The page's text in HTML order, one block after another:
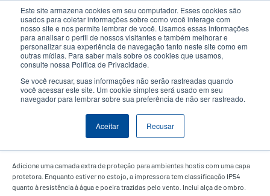
Este site armazena cookies em seu computador. Esses cookies são
usados para coletar informações sobre como você interage com
nosso site e nos permite lembrar de você. Usamos essas informações
para analisar o perfil de nossos visitantes e também melhorar e
personalizar sua experiência de navegação tanto neste site como em
outras mídias. Para saber mais sobre os cookies que usamos,
consulte nossa Política de Privacidade.
Se você recusar, suas informações não serão rastreadas quando
você acessar este site. Um cookie simples será usado em seu
navegador para lembrar sobre sua preferência de não ser rastreado.
Aceitar Recusar
conteúdo
principal
User
account
User
Header
Seletor de Produto Contactar Vendas
Capa protetora com alça de
Adicione uma camada extra de proteção para ambientes hostis com uma capa
protetora. Enquanto estiver no estojo, a impressora tem classificação IP54
quanto à resistência à água e poeira trazidas pelo vento. Inclui alça de ombro.